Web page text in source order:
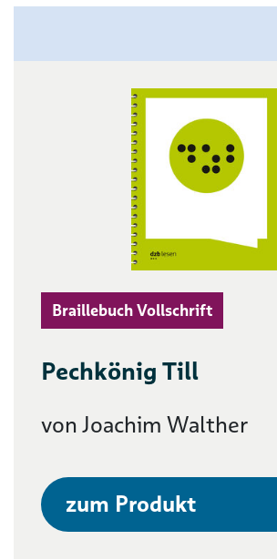
Braillebuch Vollschrift
Pechkönig Till
von Joachim Walther
zum Produkt